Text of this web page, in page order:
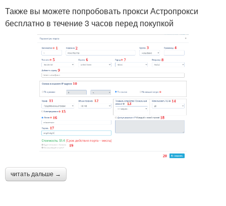
Также вы можете попробовать прокси Астропрокси
бесплатно в течение 3 часов перед покупкой
читать дальше →